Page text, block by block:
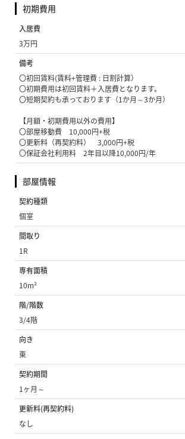
初期費用
入居費
3万円
備考
〇初回賃料(賃料+管理費 : 日割計算）
〇初期費用は初回賃料＋入居費となります。
〇短期契約も承っております（1か月～3か月）
【月額・初期費用以外の費用】
〇部屋移動費 10,000円+税
〇更新料（再契約料） 3,000円+税
〇保証会社利用料 2年目以降10,000円/年
部屋情報
契約種類
個室
間取り
1R
専有面積
10m²
階/階数
3/4階
向き
東
契約期間
1ヶ月～
更新料(再契約料)
なし